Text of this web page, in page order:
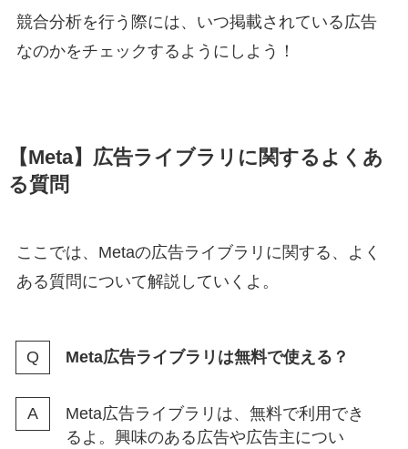
競合分析を行う際には、いつ掲載されている広告
なのかをチェックするようにしよう！
【Meta】広告ライブラリに関するよくあ
る質問
ここでは、Metaの広告ライブラリに関する、よく
ある質問について解説していくよ。
Meta広告ライブラリは無料で使える？
Meta広告ライブラリは、無料で利用でき
るよ。興味のある広告や広告主につい